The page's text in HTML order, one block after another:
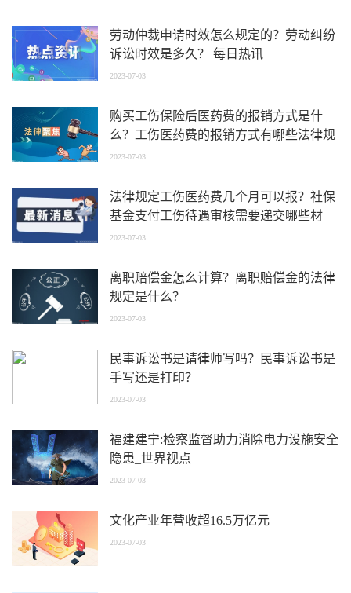
劳动仲裁申请时效怎么规定的？劳动纠纷
诉讼时效是多久？ 每日热讯
2023-07-03
购买工伤保险后医药费的报销方式是什
么？工伤医药费的报销方式有哪些法律规
定？
2023-07-03
法律规定工伤医药费几个月可以报？社保
基金支付工伤待遇审核需要递交哪些材
料？
2023-07-03
离职赔偿金怎么计算？离职赔偿金的法律
规定是什么？
2023-07-03
民事诉讼书是请律师写吗？民事诉讼书是
手写还是打印？
2023-07-03
福建建宁:检察监督助力消除电力设施安全
隐患_世界视点
2023-07-03
文化产业年营收超16.5万亿元
2023-07-03